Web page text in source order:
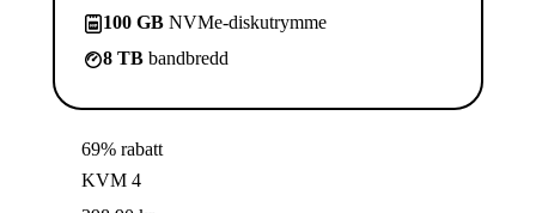
100 GB NVMe-diskutrymme
8 TB bandbredd
69% rabatt
KVM 4